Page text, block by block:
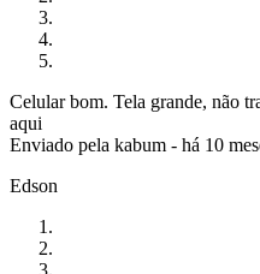
Celular bom. Tela grande, não
aqui
Enviado pela kabum - há 10
Edson